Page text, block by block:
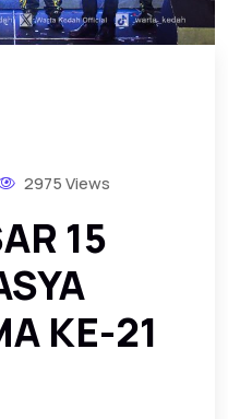
2975 Views
15
KE-21